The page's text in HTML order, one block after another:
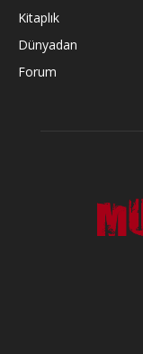
Kitaplık
Dünyadan
Forum